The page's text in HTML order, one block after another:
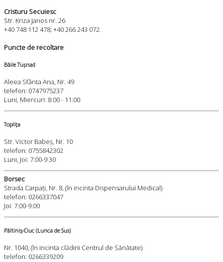
Cristuru Secuiesc
Str. Kriza Janos nr. 26
+40 748 112 478; +40 266 243 072.
Puncte de recoltare
Băile Tușnad
Aleea Sfânta Ana, Nr. 49
telefon: 0747975237
Luni, Miercuri: 8:00 - 11:00
Toplița
Str. Victor Babeș, Nr. 10
telefon: 0755842302
Luni, Joi: 7:00-9:30
Borsec
Strada Carpați, Nr. 8, (în incinta Dispensarului Medical)
telefon: 0266337047
Joi: 7:00-9:00
Păltiniș-Ciuc (Lunca de Sus)
Nr. 1040, (în incinta clădirii Centrul de Sănătate)
telefon: 0266339209